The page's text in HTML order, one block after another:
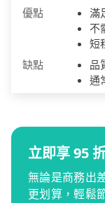
優點
滿
不
短
缺點
品
通
立即享 95
無論是商務出
更划算，輕鬆